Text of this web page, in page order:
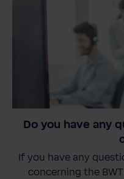
Do you have any
If you have any
concerning the